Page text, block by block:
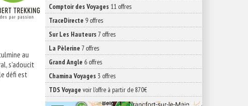
au
s'adoucit
défi est
Comptoir des Voyages 11 offres
TraceDirecte 9 offres
Sur Les Hauteurs 7 offres
La Pèlerine 7 offres
Grand Angle 6 offres
Chamina Voyages 3 offres
TDS Voyage voir l'offre à partir de 870€